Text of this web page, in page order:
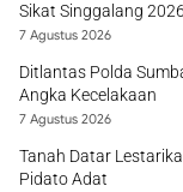
Sikat Singgalang 2026
7 Agustus 2026
Ditlantas Polda
Angka Kecelakaan
7 Agustus 2026
Tanah Datar
Pidato Adat